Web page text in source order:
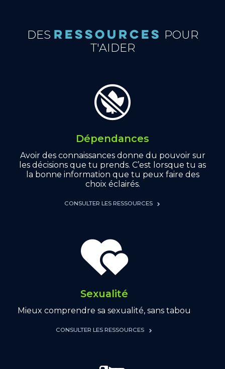
DES RESSOURCES POUR
T'AIDER
Dépendances
Avoir des connaissances donne du pouvoir sur
les décisions que tu prends. C’est lorsque tu as
la bonne information que tu peux faire des
choix éclairés.
CONSULTER LES RESSOURCES
Sexualité
Mieux comprendre sa sexualité, sans tabou
CONSULTER LES RESSOURCES